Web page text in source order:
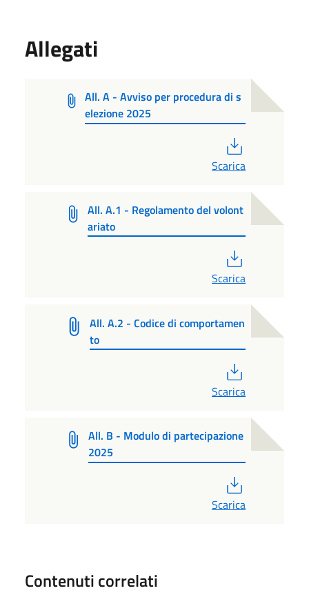
Allegati
All. A - Avviso per procedura di s
elezione 2025
Scarica
All. A.1 - Regolamento del volont
ariato
Scarica
All. A.2 - Codice di comportamen
to
Scarica
All. B - Modulo di partecipazione
2025
Scarica
Contenuti correlati